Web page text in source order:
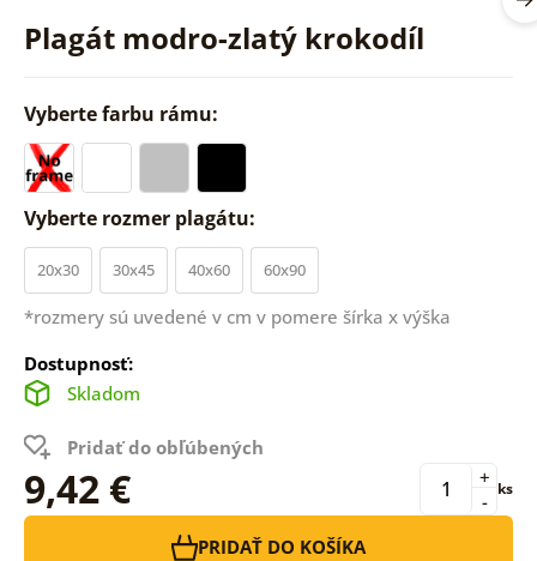
Plagát modro-zlatý krokodíl
Vyberte farbu rámu:
Vyberte rozmer plagátu:
20x30 30x45 40x60 60x90
*rozmery sú uvedené v cm v pomere šírka x výška
Dostupnosť:
Skladom
Pridať do obľúbených
9,42 € -
+ ks
PRIDAŤ DO KOŠÍKA